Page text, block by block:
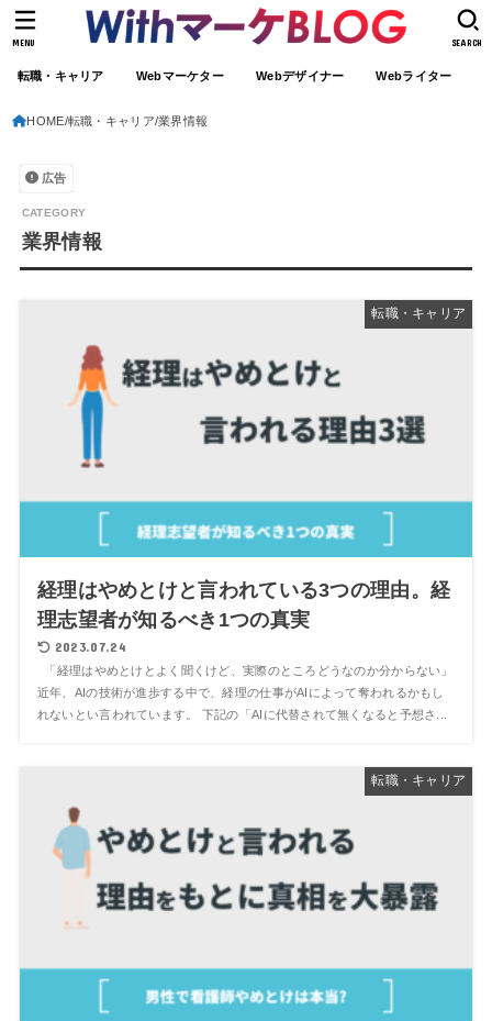
転職・キャリア Webマーケター Webデザイナー Webライター
SEARCH
MENU
HOME 転職・キャリア 業界情報
広告
業界情報
転職・キャリア
経理はやめとけと言われている3つの理由。経
理志望者が知るべき1つの真実
2023.07.24
「経理はやめとけとよく聞くけど、実際のところどうなのか分からない」
近年、AIの技術が進歩する中で、経理の仕事がAIによって奪われるかもし
れないとい言われています。 下記の「AIに代替されて無くなると予想さ...
転職・キャリア